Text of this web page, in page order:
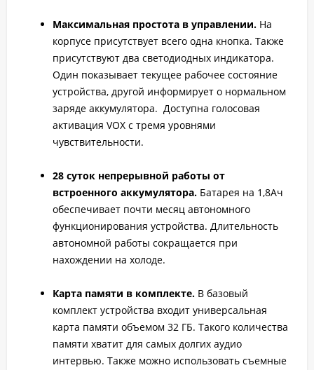
Максимальная простота в управлении. На
корпусе присутствует всего одна кнопка. Также
присутствуют два светодиодных индикатора.
Один показывает текущее рабочее состояние
устройства, другой информирует о нормальном
заряде аккумулятора. Доступна голосовая
активация VOX с тремя уровнями
чувствительности.
28 суток непрерывной работы от
встроенного аккумулятора. Батарея на 1,8Ач
обеспечивает почти месяц автономного
функционирования устройства. Длительность
автономной работы сокращается при
нахождении на холоде.
Карта памяти в комплекте. В базовый
комплект устройства входит универсальная
карта памяти объемом 32 ГБ. Такого количества
памяти хватит для самых долгих аудио
интервью. Также можно использовать съемные